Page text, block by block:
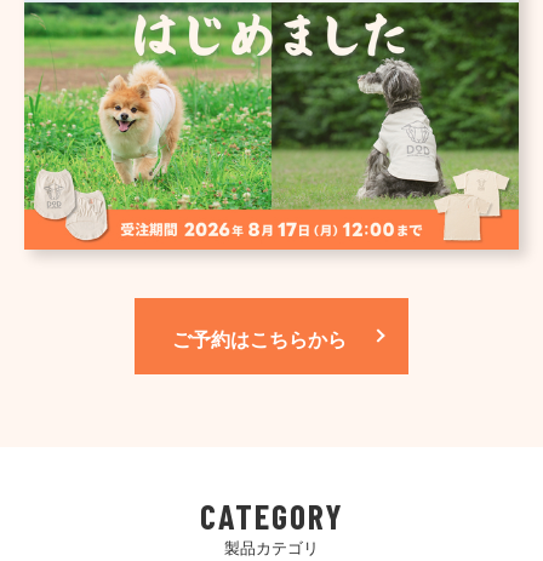
ご予約はこちらから
CATEGORY
製品カテゴリ